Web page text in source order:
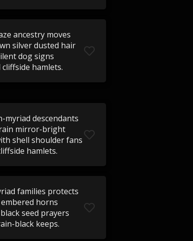
ancestry moves
silver dusted hair
dog signs
hamlets.
myriad descendants
mirror-bright
shell shoulder fans
hamlets.
families protects
horns
seed prayers
black keeps.